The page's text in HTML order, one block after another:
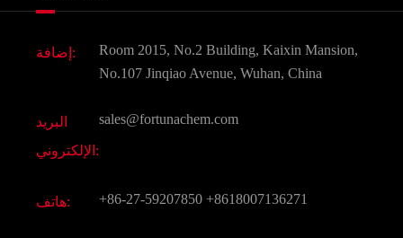
النكهات و عطور
الكيميائية CAS
جميع المواد الكيميائية غرامة
إضافة:
Room 2015, No.2 Building, Kaixin Mansion,
No.107 Jinqiao Avenue, Wuhan, China
البريد
الإلكتروني:
sales@fortunachem.com
هاتف: +86-27-59207850 +8618007136271